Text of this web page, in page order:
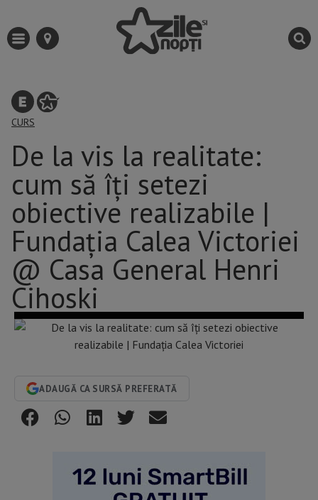
CURS
De la vis la realitate:
cum să îţi setezi
obiective realizabile |
Fundația Calea Victoriei
@ Casa General Henri
Cihoski
ADAUGĂ CA SURSĂ PREFERATĂ